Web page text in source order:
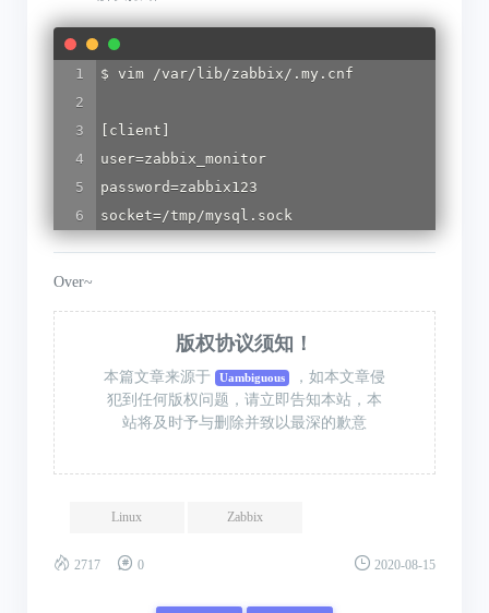
$ vim /var/lib/zabbix/.my.cnf
[client]
user=zabbix_monitor
password=zabbix123
socket=/tmp/mysql.sock
Over~
版权协议须知！
本篇文章来源于 Uambiguous
，如本文章侵
犯到任何版权问题，请立即告知本站，本
站将及时予与删除并致以最深的歉意
Linux Zabbix
2717 0 2020-08-15